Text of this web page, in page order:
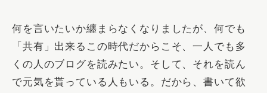
何を言いたいか纏まらなくなりましたが、何でも
「 共有 」出来るこの時代だからこそ、一人でも多
くの人のブログを読みたい。そして、 それを読ん
で元気を貰っている人 もいる。だから、書いて欲